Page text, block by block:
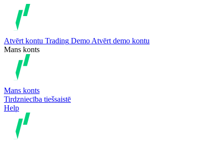
Atvērt kontu Trading Demo Atvērt demo kontu
Mans konts
Mans konts
Tirdzniecība tiešsaistē
Help